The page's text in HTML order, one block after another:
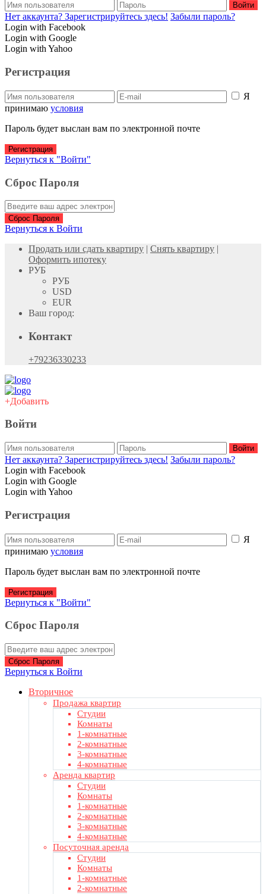
Войти
Нет аккаунта? Зарегистрируйтесь здесь! Забыли пароль?
Login with Facebook
Login with Google
Login with Yahoo
Регистрация
Я
принимаю условия
Пароль будет выслан вам по электронной почте
Регистрация
Вернуться к "Войти"
Сброс Пароля
Сброс Пароля
Вернуться к Войти
Продать или сдать квартиру | Снять квартиру |
Оформить ипотеку
РУБ
РУБ
USD
EUR
Ваш город:
Контакт
+79236330233
+Добавить
Войти
Войти
Нет аккаунта? Зарегистрируйтесь здесь! Забыли пароль?
Login with Facebook
Login with Google
Login with Yahoo
Регистрация
Я
принимаю условия
Пароль будет выслан вам по электронной почте
Регистрация
Вернуться к "Войти"
Сброс Пароля
Сброс Пароля
Вернуться к Войти
Вторичное
Продажа квартир
Студии
Комнаты
1-комнатные
2-комнатные
3-комнатные
4-комнатные
Аренда квартир
Студии
Комнаты
1-комнатные
2-комнатные
3-комнатные
4-комнатные
Посуточная аренда
Студии
Комнаты
1-комнатные
2-комнатные